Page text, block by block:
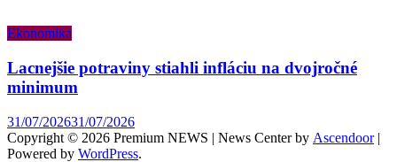
Ekonomika
Lacnejšie potraviny stiahli infláciu na dvojročné
minimum
31/07/202631/07/2026
Copyright © 2026 Premium NEWS | News Center by Ascendoor|
Powered by WordPress.